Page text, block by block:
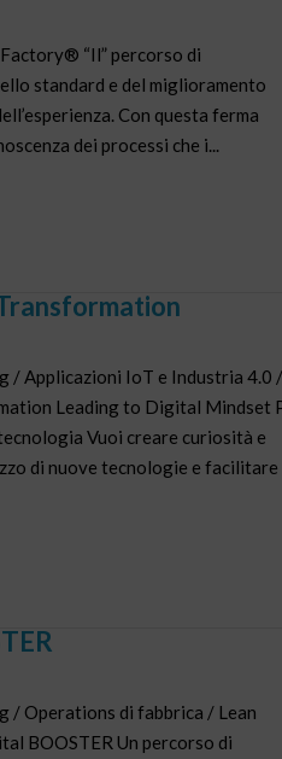
“Il” percorso di
standard e del miglioramento
Con questa ferma
dei processi che i...
/ Applicazioni IoT e Industria 4.0 /
Leading to Digital Mindset
Vuoi creare curiosità e
di nuove tecnologie e facilitare
/ Operations di fabbrica / Lean
BOOSTER Un percorso di